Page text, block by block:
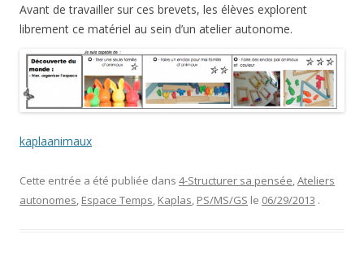
Avant de travailler sur ces brevets, les élèves explorent
librement ce matériel au sein d’un atelier autonome.
kaplaanimaux
Cette entrée a été publiée dans 4-Structurer sa pensée,Ateliers
autonomes, Espace Temps, Kaplas, PS/MS/GS le 06/29/2013 .